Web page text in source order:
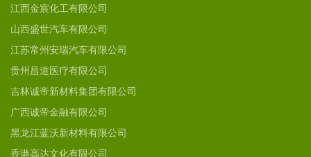
江西金宸化工有限公司
山西盛世汽车有限公司
江苏常州安瑞汽车有限公司
贵州昌道医疗有限公司
吉林诚帝新材料集团有限公司
广西诚帝金融有限公司
黑龙江蓝沃新材料有限公司
香港高达文化有限公司